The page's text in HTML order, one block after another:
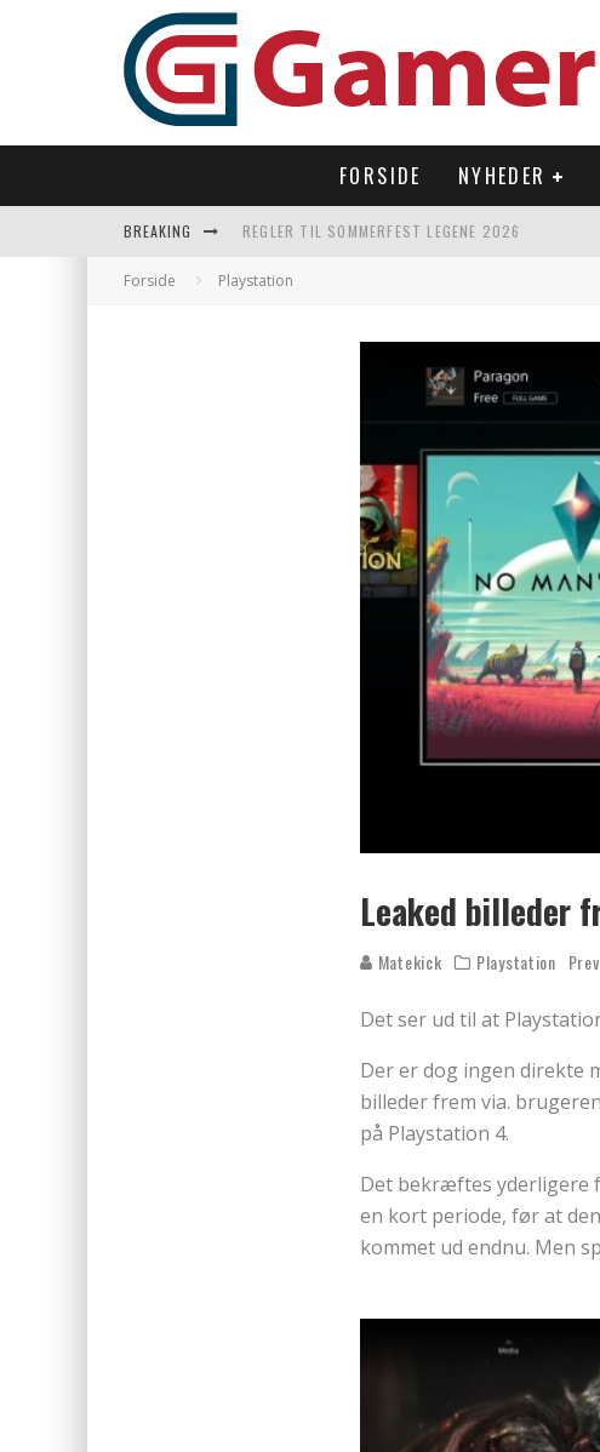
FORSIDE NYHEDER
BREAKING REGLER TIL SOMMERFEST LEGENE 2026
SUBNAUTICA 2 TAGER OS TILBAGE UNDER
LET’S FREEZE SOME PENGUINS LANDER PÅ
Forside Playstation
Leaked billeder
Matekick Playstation
Det ser ud til at
Der er dog ingen direkte
billeder frem via. brugeren
på Playstation 4.
Det bekræftes yderligere
en kort periode, før at
kommet ud endnu. Men